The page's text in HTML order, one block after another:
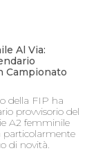
Al Via:
Campionato
della FIP ha
provvisorio del
A2 femminile
particolarmente
di novità.